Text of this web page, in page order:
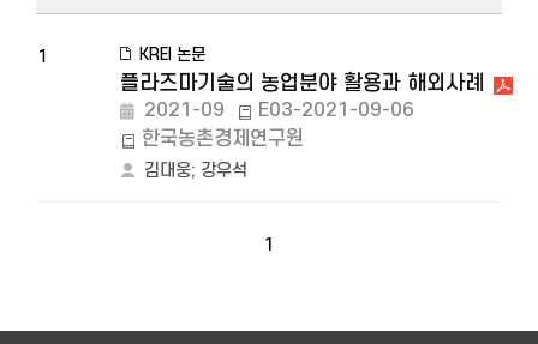
1 KREI 논문
플라즈마기술의 농업분야 활용과 해외사례
2021-09
E03-2021-09-06
한국농촌경제연구원
김대웅; 강우석
1